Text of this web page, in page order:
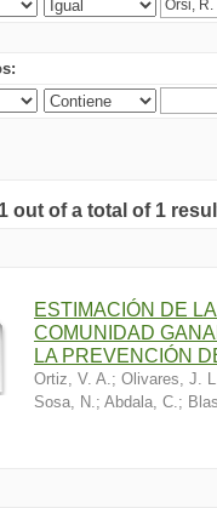
out of a total of 1
ESTIMACIÓN DE
COMUNIDAD
LA PREVENCIÓN
Ortiz, V. A.; Olivares, J.
Sosa, N.; Abdala, C.;